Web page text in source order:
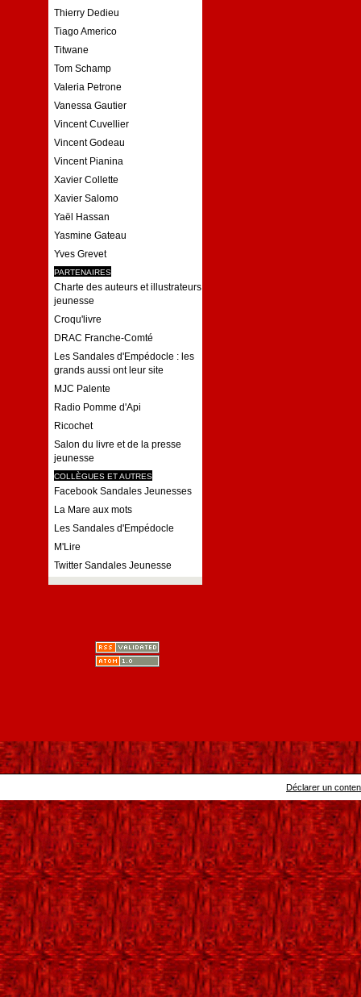
Thierry Dedieu
Tiago Americo
Titwane
Tom Schamp
Valeria Petrone
Vanessa Gautier
Vincent Cuvellier
Vincent Godeau
Vincent Pianina
Xavier Collette
Xavier Salomo
Yaël Hassan
Yasmine Gateau
Yves Grevet
PARTENAIRES
Charte des auteurs et illustrateurs
jeunesse
Croqu'livre
DRAC Franche-Comté
Les Sandales d'Empédocle : les
grands aussi ont leur site
MJC Palente
Radio Pomme d'Api
Ricochet
Salon du livre et de la presse
jeunesse
COLLÈGUES ET AUTRES
Facebook Sandales Jeunesses
La Mare aux mots
Les Sandales d'Empédocle
M'Lire
Twitter Sandales Jeunesse
Déclarer un